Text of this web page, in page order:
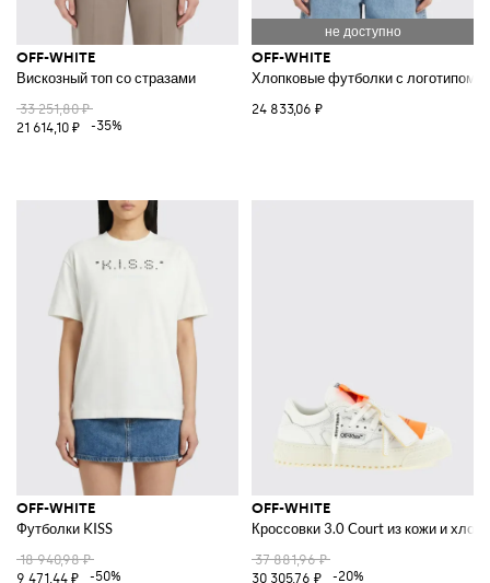
OFF-WHITE
Вискозный топ со стразами
33 251,80 ₽
21 614,10 ₽
-35%
OFF-WHITE
Хлопковые футболки с логотипом
24 833,06 ₽
OFF-WHITE
Футболки KISS
18 940,98 ₽
9 471,44 ₽
-50%
OFF-WHITE
Кроссовки 3.0 Court из кожи и
37 881,96 ₽
30 305,76 ₽
-20%